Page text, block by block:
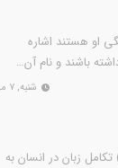
او هستند اشاره
باشند و نام آن‌…
شنبه, ۷ مهر
زبان در انسان به